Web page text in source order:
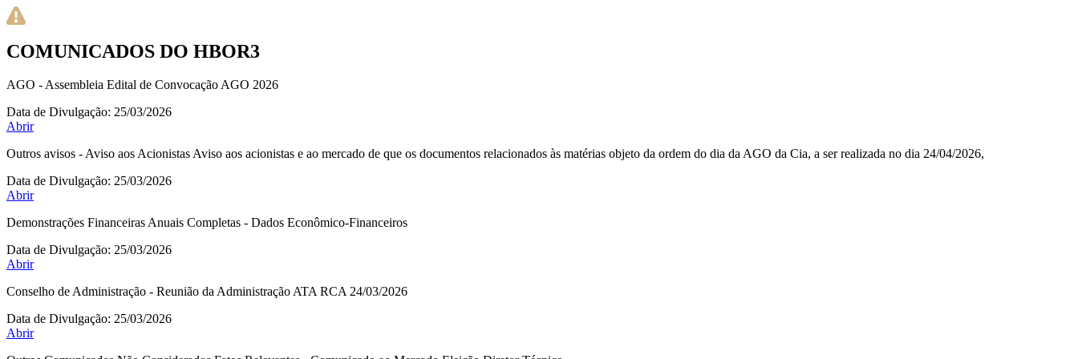
COMUNICADOS DO HBOR3
AGO - Assembleia Edital de Convocação AGO 2026
Data de Divulgação: 25/03/2026
Abrir
Outros avisos - Aviso aos Acionistas Aviso aos acionistas e ao mercado de que os documentos relacionados às matérias objeto da ordem do dia da AGO da Cia, a ser realizada no dia 24/04/2026,
Data de Divulgação: 25/03/2026
Abrir
Demonstrações Financeiras Anuais Completas - Dados Econômico-Financeiros
Data de Divulgação: 25/03/2026
Abrir
Conselho de Administração - Reunião da Administração ATA RCA 24/03/2026
Data de Divulgação: 25/03/2026
Abrir